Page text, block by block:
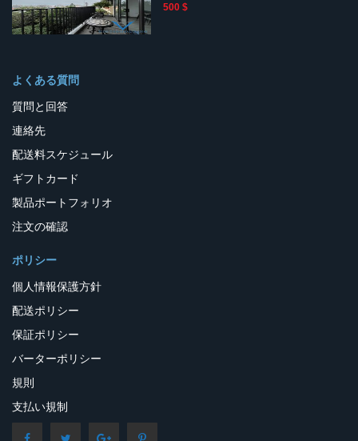
500 $
よくある質問
質問と回答
連絡先
配送料スケジュール
ギフトカード
製品ポートフォリオ
注文の確認
ポリシー
個人情報保護方針
配送ポリシー
保証ポリシー
バーターポリシー
規則
支払い規制